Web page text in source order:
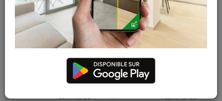
Tige a œillet 375mm
commande
Suspente d ancrage
pour profile courbes
commande